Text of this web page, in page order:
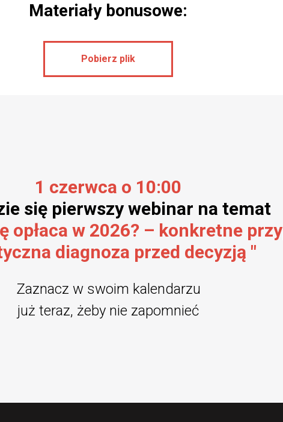
Materiały bonusowe:
Pobierz plik
1 czerwca o 10:00
się pierwszy webinar na temat
opłaca w 2026? – konkretne
diagnoza przed decyzją "
Zaznacz w swoim kalendarzu
już teraz, żeby nie zapomnieć